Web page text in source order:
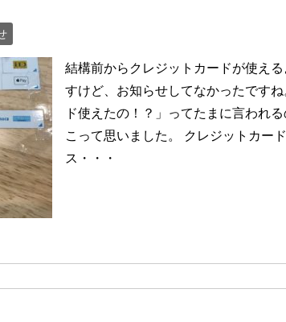
結構前からクレジットカードが使え
すけど、お知らせしてなかったです
ド使えたの！？」ってたまに言われ
こって思いました。 クレジットカー
ス・・・